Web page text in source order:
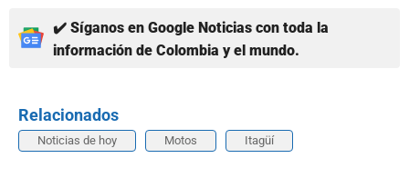
✔️ Síganos en Google Noticias con toda la
información de Colombia y el mundo.
Relacionados
Noticias de hoy Motos Itagüí